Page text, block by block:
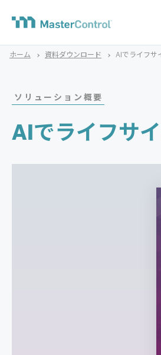
ホーム 資料ダウンロード AIでライフサ
ソリューション概要
AIでライフサ